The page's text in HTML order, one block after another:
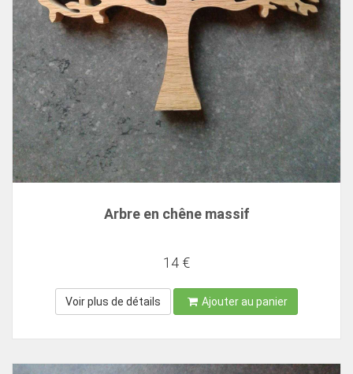
Arbre en chêne massif
14 €
Voir plus de détails Ajouter au panier